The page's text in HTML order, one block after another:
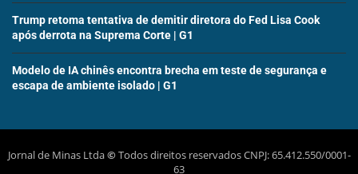
Trump retoma tentativa de demitir diretora do Fed Lisa Cook
após derrota na Suprema Corte | G1
Modelo de IA chinês encontra brecha em teste de segurança e
escapa de ambiente isolado | G1
Jornal de Minas Ltda©Todos direitos reservados CNPJ: 65.412.550/0001-
63